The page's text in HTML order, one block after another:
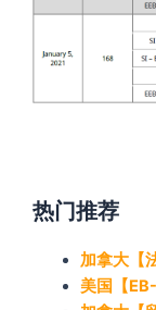
热门推荐
加拿大【
美国【